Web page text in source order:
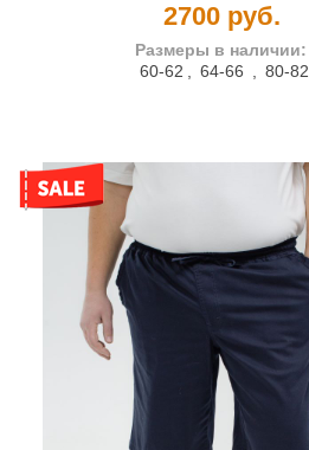
2700 руб.
Размеры в наличии:
60-62 , 64-66 , 80-82